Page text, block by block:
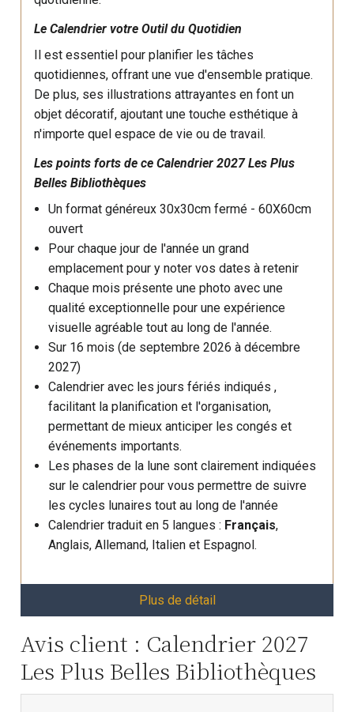
Le Calendrier votre Outil du Quotidien
Il est essentiel pour planifier les tâches
quotidiennes, offrant une vue d'ensemble pratique.
De plus, ses illustrations attrayantes en font un
objet décoratif, ajoutant une touche esthétique à
n'importe quel espace de vie ou de travail.
Les points forts de ceCalendrier 2027Les Plus
Belles Bibliothèques
Un format généreux 30x30cm fermé - 60X60cm
ouvert
Pour chaque jour de l'année un grand
emplacement pour y noter vos dates à retenir
Chaque mois présente une photo avec une
qualité exceptionnelle pour une expérience
visuelle agréable tout au long de l'année.
Sur 16 mois (de septembre 2026 à décembre
2027)
Calendrier avec les jours fériés indiqués ,
facilitant la planification et l'organisation,
permettant de mieux anticiper les congés et
événements importants.
Les phases de la lune sont clairement indiquées
sur le calendrier pour vous permettre de suivre
les cycles lunaires tout au long de l'année
Calendrier traduit en 5 langues : Français,
Anglais, Allemand, Italien et Espagnol.
Plus de détail
Avis client : Calendrier 2027
Les Plus Belles Bibliothèques